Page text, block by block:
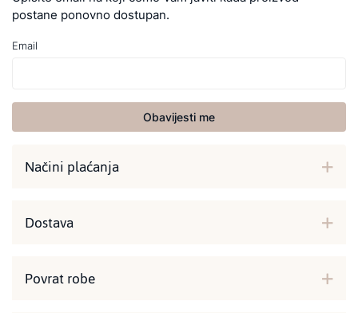
postane ponovno dostupan.
Email
Obavijesti me
Načini plaćanja
Dostava
Povrat robe